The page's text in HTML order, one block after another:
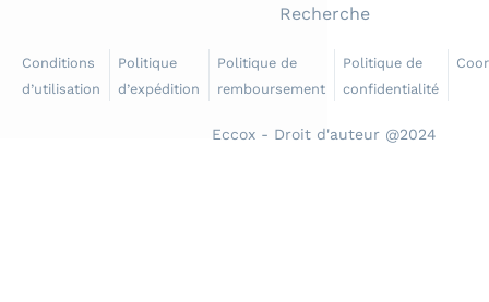
Eccox - Droit d'auteur @2024
Recherche
Conditions
d’utilisation
Politique
d’expédition
Politique de
remboursement
Politique de
confidentialité